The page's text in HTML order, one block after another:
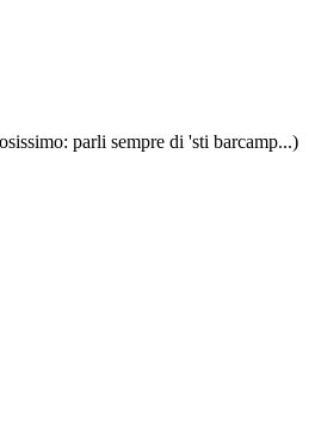
parli sempre di 'sti barcamp...)